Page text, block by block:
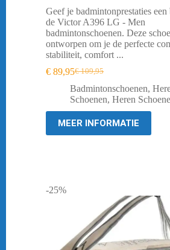
Geef je badmintonprestaties een
de Victor A396 LG - Men
badmintonschoenen. Deze
ontworpen om je de perfecte
stabiliteit, comfort ...
€109,95
Oorspronkelijke
prijs
was:
€ 89,95Huidige
prijs
is:
Badmintonschoenen,
Schoenen, Heren
MEER INFORMATIE
-25%